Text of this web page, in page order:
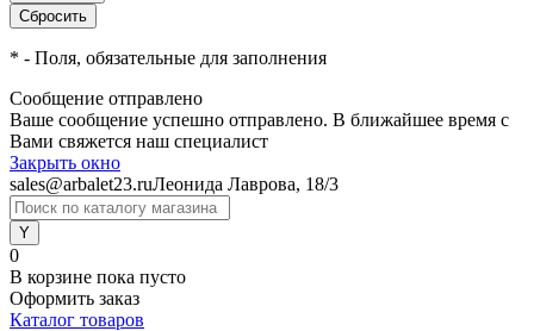
* - Поля, обязательные для заполнения
Сообщение отправлено
Ваше сообщение успешно отправлено. В ближайшее время с
Вами свяжется наш специалист
Закрыть окно
sales@arbalet23.ruЛеонида Лаврова, 18/3
0
В корзине пока пусто
Оформить заказ
Каталог товаров